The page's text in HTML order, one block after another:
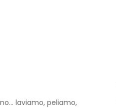
laviamo, peliamo,